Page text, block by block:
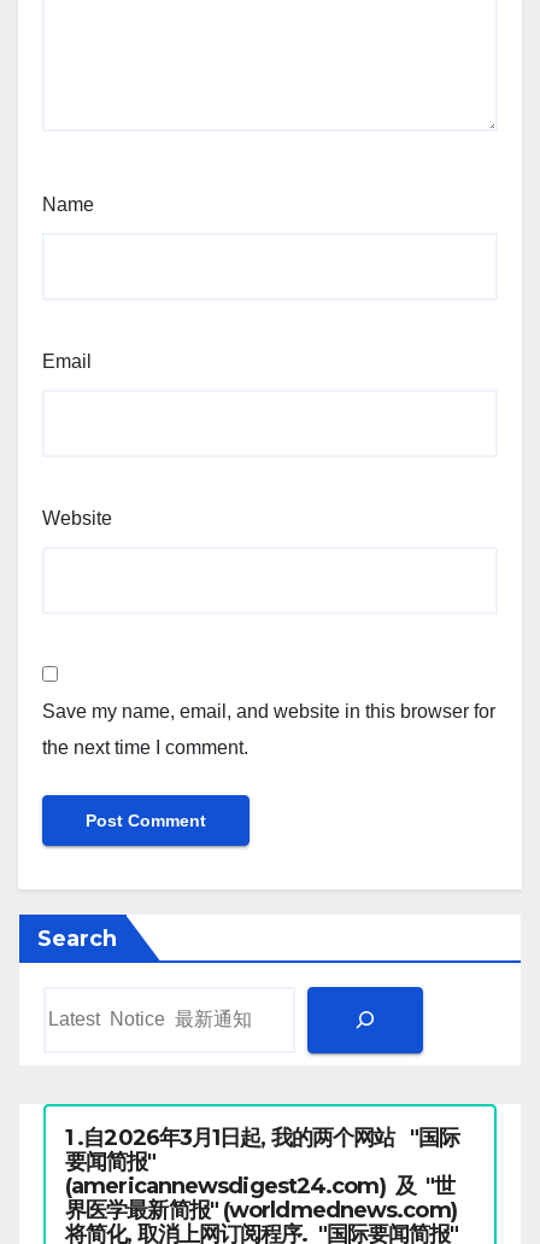
Name
Email
Website
Save my name, email, and website in this browser for
the next time I comment.
Search
1 .自2026年3月1日起, 我的两个网站 "国际
要闻简报"
(americannewsdigest24.com) 及 "世
界医学最新简报" (worldmednews.com)
将简化, 取消上网订阅程序. "国际要闻简报"